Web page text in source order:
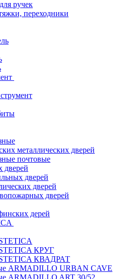
ручек
переходники
металлических дверей
почтовые
дверей
дверей
дверей
дверей
дерей
КРУГ
КВАДРАТ
ARMADILLO URBAN CAVE
ARMADILLO ART 30/52